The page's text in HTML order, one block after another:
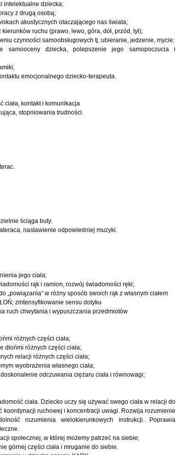
intelektualne dziecka;
z drugą osobą;
akustycznych otaczającego nas świata;
ruchu (prawo, lewo, góra, dół, przód, tył);
czynności samoobsługowych tj.:ubieranie, jedzenie, mycie;
samooceny dziecka, polepszenie jego samopoczucia i
emocjonalnego dziecko-terapeuta.
ciała, kontakt i komunikacja
stopniowania trudności.
ściąga buty.
nastawienie odpowiedniej muzyki.
jego ciała;
rąk i ramion, rozwój świadomości ręki;
„powiązania” w różny sposób swoich rąk z własnym ciałem
zintensyfikowanie sensu dotyku
ruch chwytania i wypuszczania przedmiotów
różnych części ciała;
dłońmi różnych części ciała;
relacji różnych części ciała;
wyobrażenia własnego ciała;
odczuwania ciężaru ciała i równowagi;
ciała. Dziecko uczy się używać swego ciała w relacji do
ruchowej i koncentracji uwagi. Rozwija rozumienie
rozumienia wielokierunkowych instrukcji. Poprawia
społecznej, w której możemy patrzeć na siebie;
górnej części ciała i mruganie do siebie.